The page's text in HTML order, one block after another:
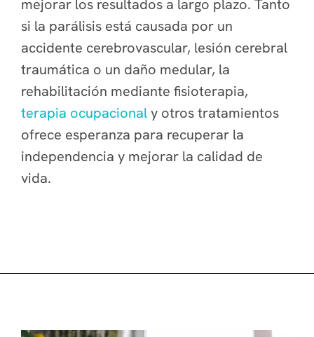
mejorar los resultados a largo plazo. Tanto
si la parálisis está causada por un
accidente cerebrovascular, lesión cerebral
traumática o un daño medular, la
rehabilitación mediante fisioterapia,
terapia ocupacionaly otros tratamientos
ofrece esperanza para recuperar la
independencia y mejorar la calidad de
vida.